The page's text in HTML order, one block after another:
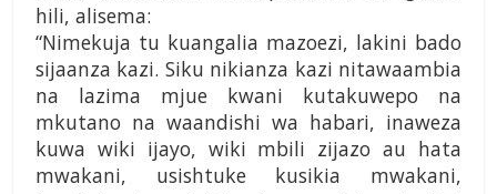
hili, alisema:
“Nimekuja tu kuangalia mazoezi, lakini bado
sijaanza kazi. Siku nikianza kazi nitawaambia
na lazima mjue kwani kutakuwepo na
mkutano na waandishi wa habari, inaweza
kuwa wiki ijayo, wiki mbili zijazo au hata
mwakani, usishtuke kusikia mwakani,